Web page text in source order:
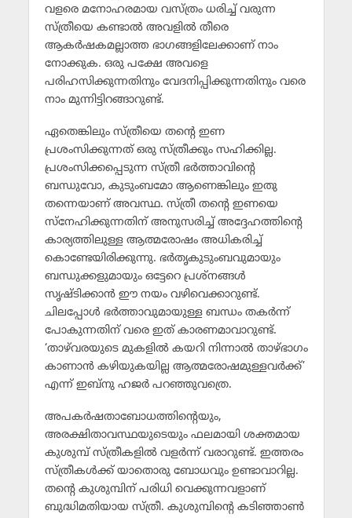
വളരെ മനോഹരമായ വസ്ത്രം ധരിച്ച് വരുന്ന
സ്ത്രീയെ കണ്ടാല്‍ അവളില്‍ തീരെ
ആകര്‍ഷകമല്ലാത്ത ഭാഗങ്ങളിലേക്കാണ് നാം
നോക്കുക. ഒരു പക്ഷേ അവളെ
പരിഹസിക്കുന്നതിനും വേദനിപ്പിക്കുന്നതിനും വരെ
നാം മുന്നിട്ടിറങ്ങാറുണ്ട്.
ഏതെങ്കിലും സ്ത്രീയെ തന്റെ ഇണ
പ്രശംസിക്കുന്നത് ഒരു സ്ത്രീക്കും സഹിക്കില്ല.
പ്രശംസിക്കപ്പെടുന്ന സ്ത്രീ ഭര്‍ത്താവിന്റെ
ബന്ധുവോ, കുടുംബമോ ആണെങ്കിലും ഇതു
തന്നെയാണ് അവസ്ഥ. സ്ത്രീ തന്റെ ഇണയെ
സ്‌നേഹിക്കുന്നതിന് അനുസരിച്ച് അദ്ദേഹത്തിന്റെ
കാര്യത്തിലുള്ള ആത്മരോഷം അധികരിച്ച്
കൊണ്ടേയിരിക്കുന്നു. ഭര്‍തൃകുടുംബവുമായും
ബന്ധുക്കളുമായും ഒട്ടേറെ പ്രശ്‌നങ്ങള്‍
സൃഷ്ടിക്കാന്‍ ഈ നയം വഴിവെക്കാറുണ്ട്.
ചിലപ്പോള്‍ ഭര്‍ത്താവുമായുള്ള ബന്ധം തകര്‍ന്ന്
പോകുന്നതിന് വരെ ഇത് കാരണമാവാറുണ്ട്.
‘താഴ്‌വരയുടെ മുകളില്‍ കയറി നിന്നാല്‍ താഴ്ഭാഗം
കാണാന്‍ കഴിയുകയില്ല ആത്മരോഷമുള്ളവര്‍ക്ക്’
എന്ന് ഇബ്‌നു ഹജര്‍ പറഞ്ഞുവത്രെ.
അപകര്‍ഷതാബോധത്തിന്റെയും,
അരക്ഷിതാവസ്ഥയുടെയും ഫലമായി ശക്തമായ
കുശുമ്പ് സ്ത്രീകളില്‍ വളര്‍ന്ന് വരാറുണ്ട്. ഇത്തരം
സ്ത്രീകള്‍ക്ക് യാതൊരു ബോധവും ഉണ്ടാവാറില്ല.
തന്റെ കുശുമ്പിന് പരിധി വെക്കുന്നവളാണ്
ബുദ്ധിമതിയായ സ്ത്രീ. കുശുമ്പിന്റെ കടിഞ്ഞാണ്‍